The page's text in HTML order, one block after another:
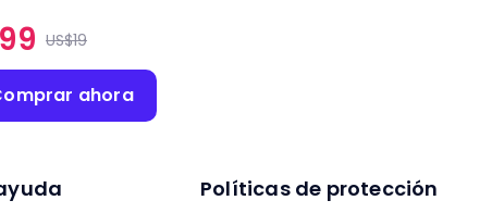
US$19
ahora
Políticas de protección